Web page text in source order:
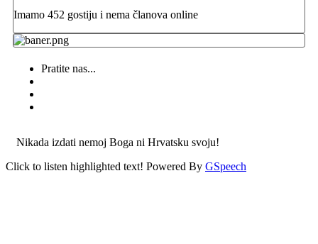
Imamo 452 gostiju i nema članova online
Pratite nas...
Nikada izdati nemoj Boga ni Hrvatsku svoju!
Click to listen highlighted text! Powered By GSpeech